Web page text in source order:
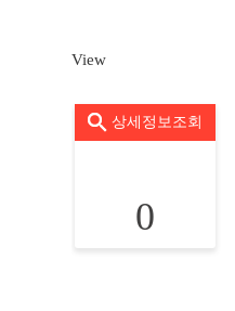
View
상세정보조회
0